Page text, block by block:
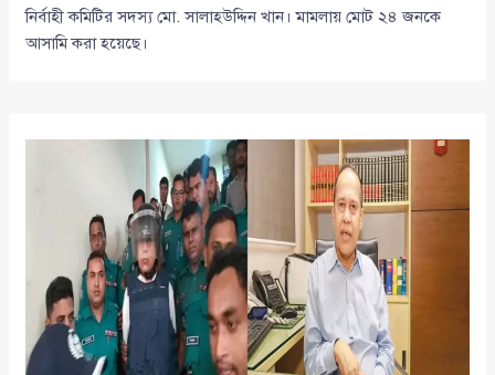
নির্বাহী কমিটির সদস্য মো. সালাহউদ্দিন খান। মামলায় মোট ২৪ জনকে
আসামি করা হয়েছে।